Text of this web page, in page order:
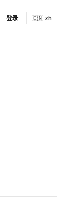
登录 🇨🇳 zh